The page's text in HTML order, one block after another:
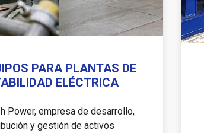
PARA PLANTAS DE
ELÉCTRICA
Power, empresa de desarrollo,
y gestión de activos